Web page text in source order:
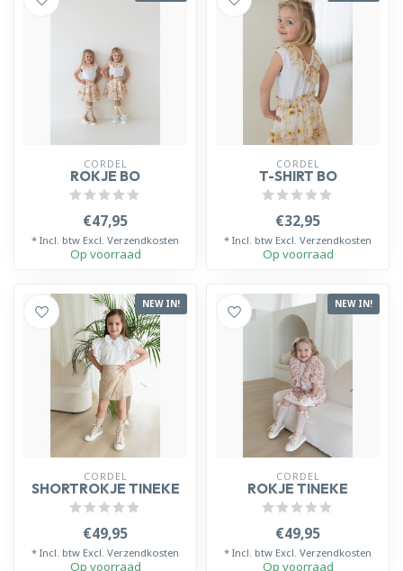
CORDEL
ROKJE BO
€47,95
* Incl. btw Excl. Verzendkosten
Op voorraad
CORDEL
T-SHIRT BO
€32,95
* Incl. btw Excl. Verzendkosten
Op voorraad
NEW IN!
CORDEL
SHORTROKJE TINEKE
€49,95
* Incl. btw Excl. Verzendkosten
Op voorraad
NEW IN!
CORDEL
ROKJE TINEKE
€49,95
* Incl. btw Excl. Verzendkosten
Op voorraad